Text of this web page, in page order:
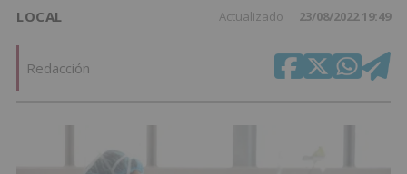
LOCAL Actualizado 23/08/2022 19:49
Redacción